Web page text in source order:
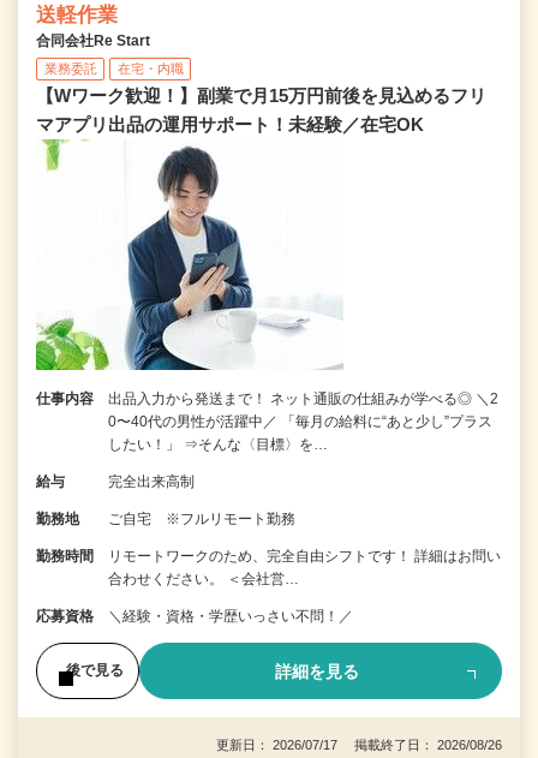
送軽作業
合同会社Re Start
業務委託 在宅・内職
【Wワーク歓迎！】副業で月15万円前後を見込めるフリ
マアプリ出品の運用サポート！未経験／在宅OK
仕事内容
出品入力から発送まで！ ネット通販の仕組みが学べる◎ ＼2
0〜40代の男性が活躍中／ 「毎月の給料に“あと少し”プラス
したい！」 ⇒そんな〈目標〉を…
給与 完全出来高制
勤務地 ご自宅 ※フルリモート勤務
勤務時間
リモートワークのため、完全自由シフトです！ 詳細はお問い
合わせください。 ＜会社営…
応募資格 ＼経験・資格・学歴いっさい不問！／
後で見る 詳細を見る
更新日： 2026/07/17 掲載終了日： 2026/08/26